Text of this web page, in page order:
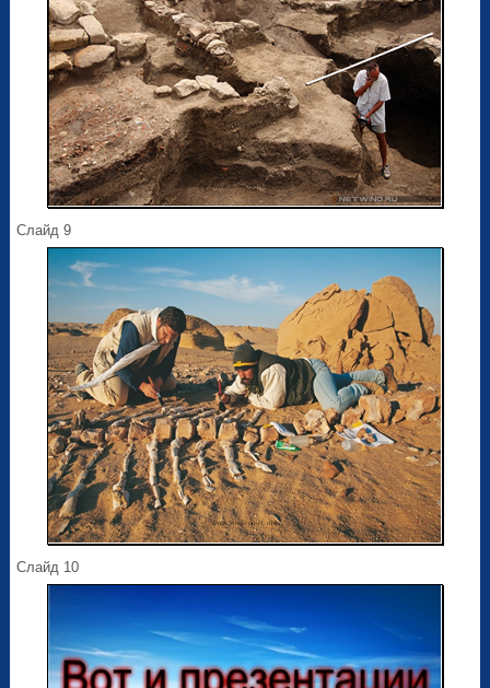
Слайд 9
Слайд 10